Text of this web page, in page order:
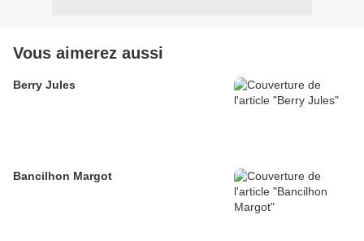
Vous aimerez aussi
Berry Jules
Bancilhon Margot